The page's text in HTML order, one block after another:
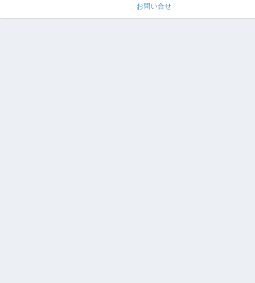
お問い合せ